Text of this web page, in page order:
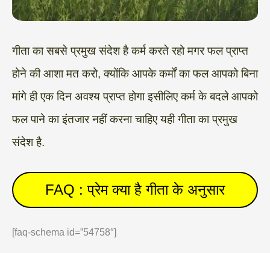
गीता का सबसे प्रमुख संदेश है कर्म करते रहो मगर फल प्राप्त
होने की आशा मत करो, क्योंकि आपके कर्मों का फल आपको बिना
मांगे ही एक दिन अवश्य प्राप्त होगा इसीलिए कर्म के बदले आपको
फल पाने का इंतजार नहीं करना चाहिए यही गीता का प्रमुख
संदेश है.
FAQ : प्रेम क्या है गीता के अनुसार
[faq-schema id=”54758″]